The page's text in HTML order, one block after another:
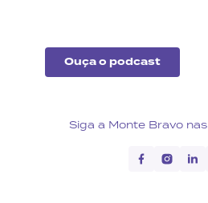
Ouça o podcast
Siga a Monte Bravo nas